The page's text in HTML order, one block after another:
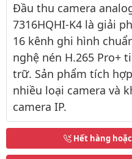
Đầu thu camera
7316HQHI-K4 là giải
16 kênh ghi hình
nghệ nén H.265 Pro+
trữ. Sản phẩm tích
nhiều loại camera và
camera IP.
Hết hàng